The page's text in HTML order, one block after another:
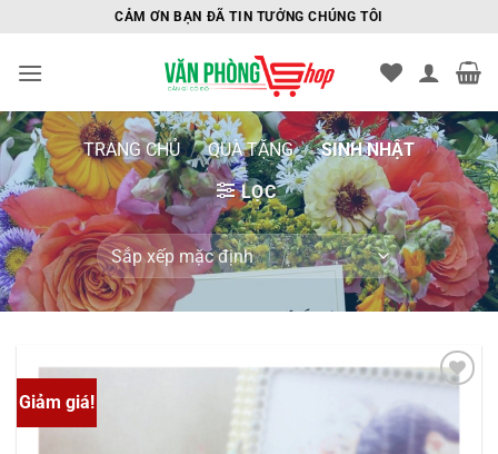
nội
CẢM ƠN BẠN ĐÃ TIN TƯỞNG CHÚNG TÔI
TRANG CHỦ / QUÀ TẶNG / SINH NHẬT
LỌC
Giảm giá!
thích